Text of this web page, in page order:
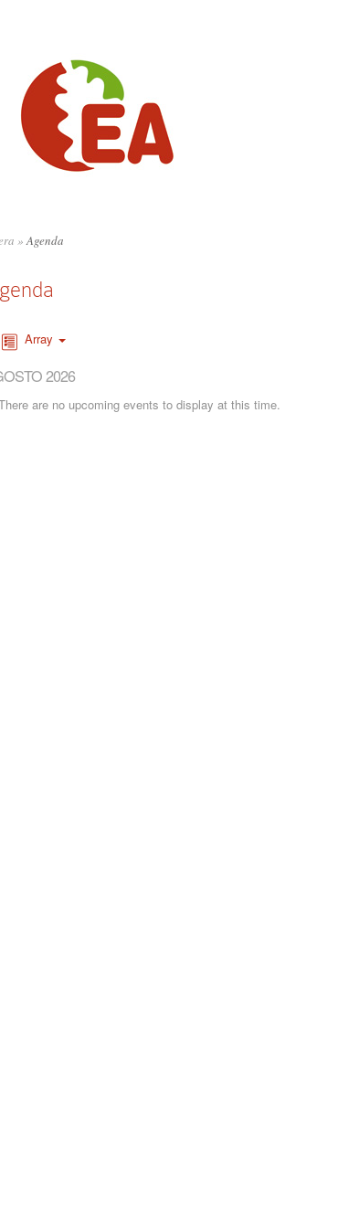
»Agenda
Array
2026
are no upcoming events to display at this time.